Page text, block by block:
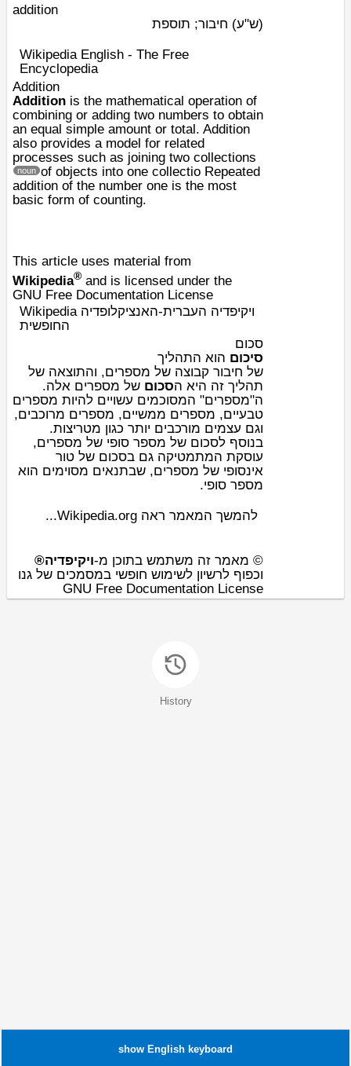
show Englishkeyboard
addition
(ש"ע) חיבור; תוספת
Wikipedia English - The Free
Encyclopedia
Addition
Addition is the mathematical operation of
combining or adding two numbers to obtain
an equal simple amount or total. Addition
also provides a model for related
processes such as joining two collections
of objects into one collectio
noun
Repeated
addition of the number one is the most
basic form of counting.
This article uses material from
Wikipedia® and is licensed under the
GNU Free Documentation License
Wikipedia ויקיפדיה העברית-האנציקלופדיה
החופשית
סכום
סיכום הוא התהליך
של חיבור קבוצה של מספרים, והתוצאה של
תהליך זה היא הסכום של מספרים אלה.
ה"מספרים" המסוכמים עשויים להיות מספרים
טבעיים, מספרים ממשיים, מספרים מרוכבים,
וגם עצמים מורכבים יותר כגון מטריצות.
בנוסף לסכום של מספר סופי של מספרים,
עוסקת המתמטיקה גם בסכום של טור
אינסופי של מספרים, שבתנאים מסוימים הוא
מספר סופי.
להמשך המאמר ראה Wikipedia.org...
© מאמר זה משתמש בתוכן מ-ויקיפדיה®
וכפוף לרשיון לשימוש חופשי במסמכים של גנו
GNU Free Documentation License
History